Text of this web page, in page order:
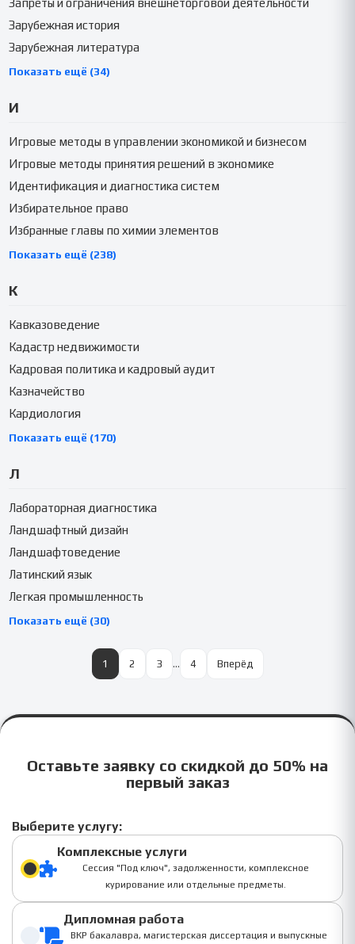
Запреты и ограничения внешнеторговой деятельности
Зарубежная история
Зарубежная литература
Показать ещё (34)
И
Игровые методы в управлении экономикой и бизнесом
Игровые методы принятия решений в экономике
Идентификация и диагностика систем
Избирательное право
Избранные главы по химии элементов
Показать ещё (238)
К
Кавказоведение
Кадастр недвижимости
Кадровая политика и кадровый аудит
Казначейство
Кардиология
Показать ещё (170)
Л
Лабораторная диагностика
Ландшафтный дизайн
Ландшафтоведение
Латинский язык
Легкая промышленность
Показать ещё (30)
1 2 3 … 4 Вперёд
Оставьте заявку со скидкой до 50% на
первый заказ
Выберите услугу:
Комплексные услуги
Сессия "Под ключ", задолженности, комплексное
курирование или отдельные предметы.
Дипломная работа
ВКР бакалавра, магистерская диссертация и выпускные